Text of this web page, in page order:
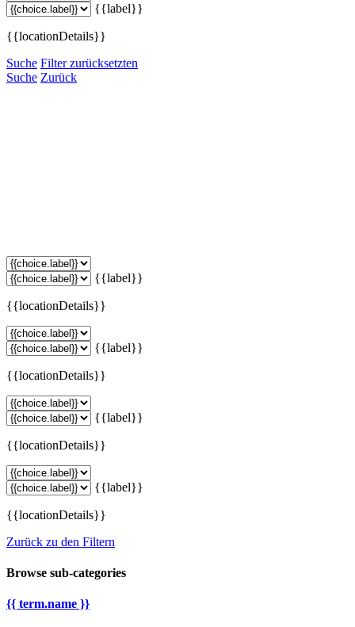
{{label}}
{{locationDetails}}
Suche Filter zurücksetzten
Suche Zurück
{{label}}
{{locationDetails}}
{{label}}
{{locationDetails}}
{{label}}
{{locationDetails}}
{{label}}
{{locationDetails}}
Zurück zu den Filtern
Browse sub-categories
{{ term.name }}